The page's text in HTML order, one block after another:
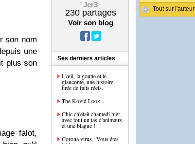
son nom
une
plus son
falot,
Jcr3
230partages
Voir son blog
Ses derniers articles
L'œil, la goutte et le
glaucome, une histoire
tirée de faits réels.
The Kovid Look...
Chic ch'était chamedi hier,
avec tout un tas d'animaux
et une blague !
Corona virus : Vous êtes
Tout sur l'auteur